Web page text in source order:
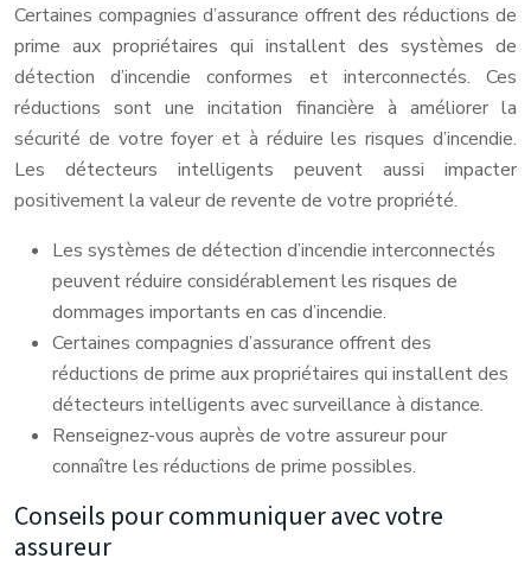
Certaines compagnies d’assurance offrent des réductions de
prime aux propriétaires qui installent des systèmes de
détection d’incendie conformes et interconnectés. Ces
réductions sont une incitation financière à améliorer la
sécurité de votre foyer et à réduire les risques d’incendie.
Les détecteurs intelligents peuvent aussi impacter
positivement la valeur de revente de votre propriété.
Les systèmes de détection d’incendie interconnectés
peuvent réduire considérablement les risques de
dommages importants en cas d’incendie.
Certaines compagnies d’assurance offrent des
réductions de prime aux propriétaires qui installent des
détecteurs intelligents avec surveillance à distance.
Renseignez-vous auprès de votre assureur pour
connaître les réductions de prime possibles.
Conseils pour communiquer avec votre
assureur